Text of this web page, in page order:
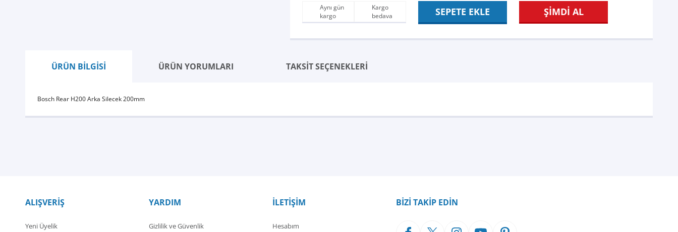
Aynı gün
kargo
Kargo
bedava
SEPETE EKLE ŞİMDİ AL
ÜRÜN BİLGİSİ ÜRÜN YORUMLARI TAKSİT SEÇENEKLERİ
Bosch Rear H200 Arka Silecek 200mm
ALIŞVERİŞ
Yeni Üyelik
YARDIM
Gizlilik ve Güvenlik
İLETİŞİM
Hesabım
BİZİ TAKİP EDİN